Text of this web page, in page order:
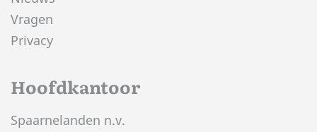
Vragen
Privacy
Hoofdkantoor
Spaarnelanden n.v.